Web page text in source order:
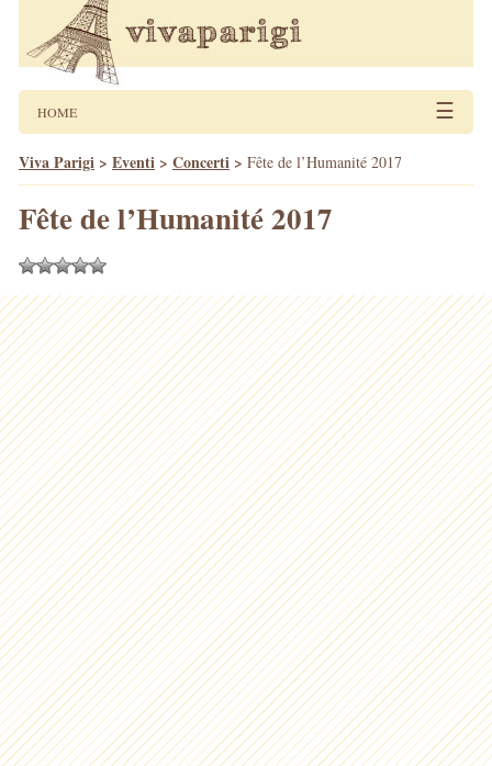
HOME ☰
Viva Parigi > Eventi > Concerti > Fête de l’Humanité 2017
Fête de l’Humanité 2017